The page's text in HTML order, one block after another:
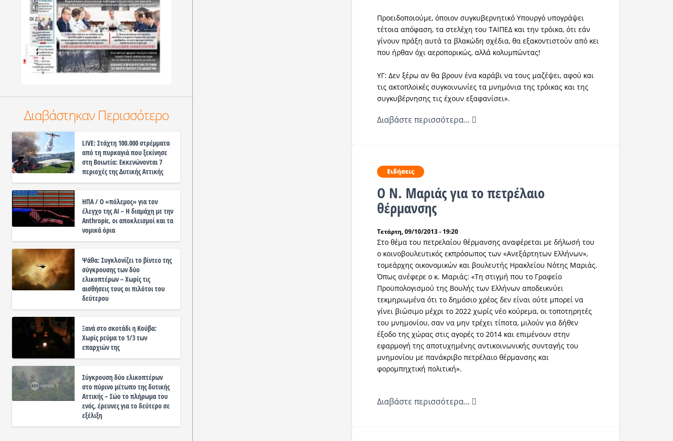
Προειδοποιούμε, όποιον συγκυβερνητικό Υπουργό υπογράψει
τέτοια απόφαση, τα στελέχη του ΤΑΙΠΕΔ και την τρόικα, ότι εάν
γίνουν πράξη αυτά τα βλακώδη σχέδια, θα εξακοντιστούν από κει
που ήρθαν όχι αεροπορικώς, αλλά κολυμπώντας!
ΥΓ: Δεν ξέρω αν θα βρουν ένα καράβι να τους μαζέψει, αφού και
τις ακτοπλοϊκές συγκοινωνίες τα μνημόνια της τρόικας και της
συγκυβέρνησης τις έχουν εξαφανίσει».
Διαβάστε περισσότερα...
Ειδήσεις
Ο Ν. Μαριάς για το πετρέλαιο
θέρμανσης
Τετάρτη, 09/10/2013 - 19:20
Στο θέμα του πετρελαίου θέρμανσης αναφέρεται με δήλωσή του
ο κοινοβουλευτικός εκπρόσωπος των «Ανεξάρτητων Ελλήνων»,
τομεάρχης οικονομικών και βουλευτής Ηρακλείου Νότης Μαριάς.
Όπως ανέφερε ο κ. Μαριάς: «Τη στιγμή που το Γραφείο
Προϋπολογισμού της Βουλής των Ελλήνων αποδεικνύει
τεκμηριωμένα ότι το δημόσιο χρέος δεν είναι ούτε μπορεί να
γίνει βιώσιμο μέχρι το 2022 χωρίς νέο κούρεμα, οι τοποτηρητές
του μνημονίου, σαν να μην τρέχει τίποτα, μιλούν για δήθεν
έξοδο της χώρας στις αγορές το 2014 και επιμένουν στην
εφαρμογή της αποτυχημένης αντικοινωνικής συνταγής του
μνημονίου με πανάκριβο πετρέλαιο θέρμανσης και
φορομπηχτική πολιτική».
Διαβάστε περισσότερα...
Διαβάστηκαν Περισσότερο
LIVE: Στάχτη 100.000 στρέμματα
από τη πυρκαγιά που ξεκίνησε
στη Βοιωτία: Εκκενώνονται 7
περιοχές της Δυτικής Αττικής
ΗΠΑ / Ο «πόλεμος» για τον
έλεγχο της ΑΙ – Η διαμάχη με την
Anthropic, οι αποκλεισμοί και τα
νομικά όρια
Ψάθα: Συγκλονίζει το βίντεο της
σύγκρουσης των δύο
ελικοπτέρων – Χωρίς τις
αισθήσεις τους οι πιλότοι του
δεύτερου
Ξανά στο σκοτάδι η Κούβα:
Χωρίς ρεύμα το 1/3 των
επαρχιών της
Σύγκρουση δύο ελικοπτέρων
στο πύρινο μέτωπο της δυτικής
Αττικής – Σώο το πλήρωμα του
ενός, έρευνες για το δεύτερο σε
εξέλιξη